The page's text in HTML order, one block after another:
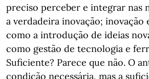
preciso perceber e integrar nas
a verdadeira inovação; inovação
como a introdução de ideias
como gestão de tecnologia e
Suficiente? Parece que não. O
condição necessária, mas a